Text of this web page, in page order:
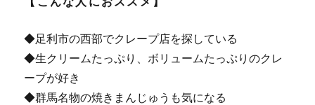
◆足利市の西部でクレープ店を探している
◆生クリームたっぷり、ボリュームたっぷりのクレ
ープが好き
◆群馬名物の焼きまんじゅうも気になる